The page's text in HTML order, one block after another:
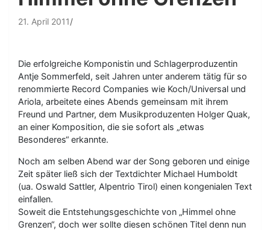
21. April 2011
Die erfolgreiche Komponistin und Schlagerproduzentin
Antje Sommerfeld, seit Jahren unter anderem tätig für so
renommierte Record Companies wie Koch/Universal und
Ariola, arbeitete eines Abends gemeinsam mit ihrem
Freund und Partner, dem Musikproduzenten Holger Quak,
an einer Komposition, die sie sofort als „etwas
Besonderes“ erkannte.
Noch am selben Abend war der Song geboren und einige
Zeit später ließ sich der Textdichter Michael Humboldt
(ua. Oswald Sattler, Alpentrio Tirol) einen kongenialen Text
einfallen.
Soweit die Entstehungsgeschichte von „Himmel ohne
Grenzen“, doch wer sollte diesen schönen Titel denn nun